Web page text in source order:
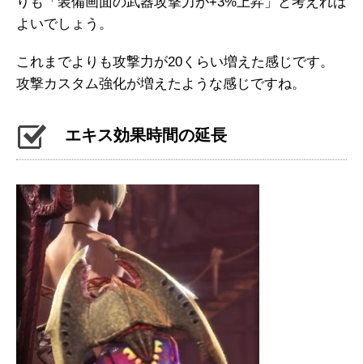
よいでしょう。
これまでよりも攻撃力が20くらい増えた感じです。
攻撃カスタム強化が増えたような感じですね。
エキス効果時間の延長